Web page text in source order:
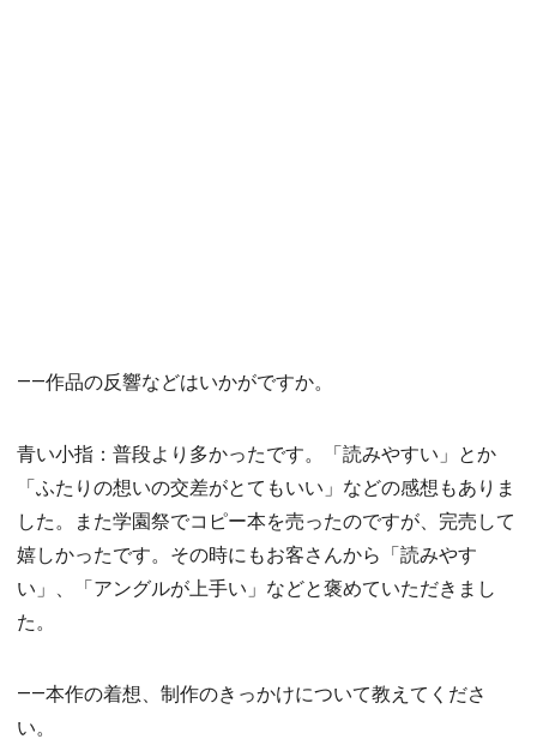
――作品の反響などはいかがですか。
青い小指：普段より多かったです。「読みやすい」とか
「ふたりの想いの交差がとてもいい」などの感想もありま
した。また学園祭でコピー本を売ったのですが、完売して
嬉しかったです。その時にもお客さんから「読みやす
い」、「アングルが上手い」などと褒めていただきまし
た。
――本作の着想、制作のきっかけについて教えてくださ
い。